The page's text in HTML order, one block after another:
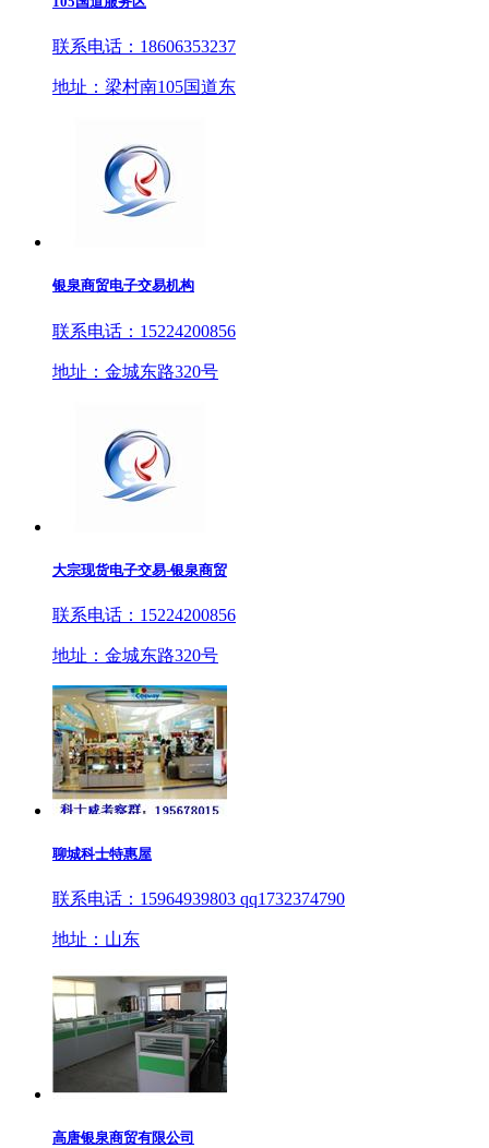
联系电话：18606353237
地址：梁村南105国道东
银泉商贸电子交易机构
联系电话：15224200856
地址：金城东路320号
大宗现货电子交易-银泉商贸
联系电话：15224200856
地址：金城东路320号
聊城科士特惠屋
联系电话：15964939803 qq1732374790
地址：山东
高唐银泉商贸有限公司